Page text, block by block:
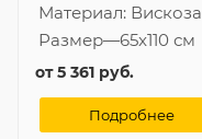
Материал: Вискоза
Размер—65x110 см
от5 361 руб.
Подробнее